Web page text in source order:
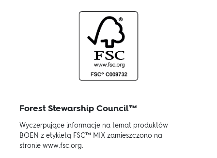
Forest Stewarship Council™
Wyczerpujące informacje na temat produktów
BOEN z etykietą FSC™ MIX zamieszczono na
stronie www.fsc.org.